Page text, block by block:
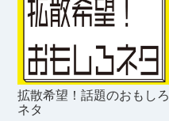
拡散希望！話題のおもしろ
ネタ